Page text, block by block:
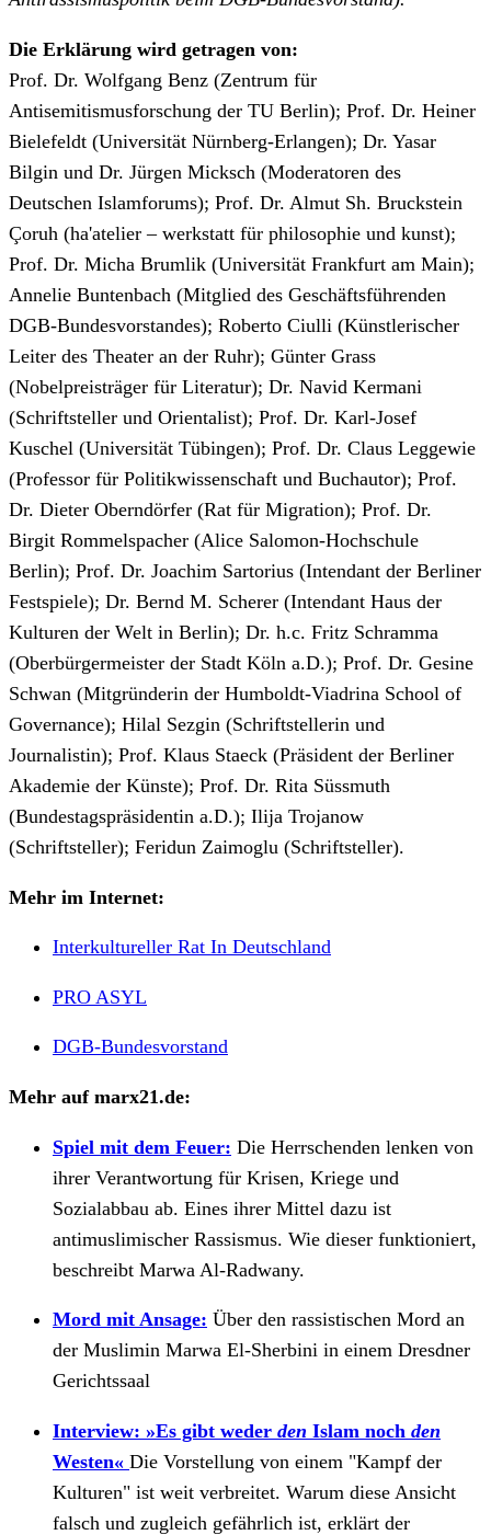
Die Erklärung wird getragen von:
Prof. Dr. Wolfgang Benz (Zentrum für
Antisemitismusforschung der TU Berlin); Prof. Dr. Heiner
Bielefeldt (Universität Nürnberg-Erlangen); Dr. Yasar
Bilgin und Dr. Jürgen Micksch (Moderatoren des
Deutschen Islamforums); Prof. Dr. Almut Sh. Bruckstein
Çoruh (ha'atelier – werkstatt für philosophie und kunst);
Prof. Dr. Micha Brumlik (Universität Frankfurt am Main);
Annelie Buntenbach (Mitglied des Geschäftsführenden
DGB-Bundesvorstandes); Roberto Ciulli (Künstlerischer
Leiter des Theater an der Ruhr); Günter Grass
(Nobelpreisträger für Literatur); Dr. Navid Kermani
(Schriftsteller und Orientalist); Prof. Dr. Karl-Josef
Kuschel (Universität Tübingen); Prof. Dr. Claus Leggewie
(Professor für Politikwissenschaft und Buchautor); Prof.
Dr. Dieter Oberndörfer (Rat für Migration); Prof. Dr.
Birgit Rommelspacher (Alice Salomon-Hochschule
Berlin); Prof. Dr. Joachim Sartorius (Intendant der Berliner
Festspiele); Dr. Bernd M. Scherer (Intendant Haus der
Kulturen der Welt in Berlin); Dr. h.c. Fritz Schramma
(Oberbürgermeister der Stadt Köln a.D.); Prof. Dr. Gesine
Schwan (Mitgründerin der Humboldt-Viadrina School of
Governance); Hilal Sezgin (Schriftstellerin und
Journalistin); Prof. Klaus Staeck (Präsident der Berliner
Akademie der Künste); Prof. Dr. Rita Süssmuth
(Bundestagspräsidentin a.D.); Ilija Trojanow
(Schriftsteller); Feridun Zaimoglu (Schriftsteller).
Mehr im Internet:
Interkultureller Rat In Deutschland
PRO ASYL
DGB-Bundesvorstand
Mehr auf marx21.de:
Spiel mit dem Feuer: Die Herrschenden lenken von
ihrer Verantwortung für Krisen, Kriege und
Sozialabbau ab. Eines ihrer Mittel dazu ist
antimuslimischer Rassismus. Wie dieser funktioniert,
beschreibt Marwa Al-Radwany.
Mord mit Ansage: Über den rassistischen Mord an
der Muslimin Marwa El-Sherbini in einem Dresdner
Gerichtssaal
Interview: »Es gibt weder den Islam noch den
Westen« Die Vorstellung von einem "Kampf der
Kulturen" ist weit verbreitet. Warum diese Ansicht
falsch und zugleich gefährlich ist, erklärt der